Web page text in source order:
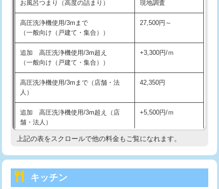
式・ワンホール）)
交換・取付(排水栓・排水トラップ
（P/S/ポップアップ））
22,000円+材料費
交換・取付（その他部品） 11,000円+材料費
持込商品取付（単水栓） 13,200円
持込商品取付（混合水栓）
持込商品取付（浄水器・分岐水栓） 16,500円
持込商品取付（温水洗浄便座） 22,000円
持込商品取付（普通便座⇔温水洗浄便
22,000円
給水管工事※（ホール加工)
お風呂つまり（高度の詰まり） 現地調査
高圧洗浄機使用/3mまで
（一般向け（戸建て・集合））
27,500円～
追加 高圧洗浄機使用/3m超え
（一般向け（戸建て・集合））
+3,300円/ｍ
高圧洗浄機使用/3mまで（店舗・法
人）
42,350円
追加 高圧洗浄機使用/3m超え（店
舗・法人）
+5,500円/ｍ
高度高圧洗浄換 現地調査
トーラー機使用/3mまで
上記の表をスクロールで他の料金もご覧になれます。
キッチン